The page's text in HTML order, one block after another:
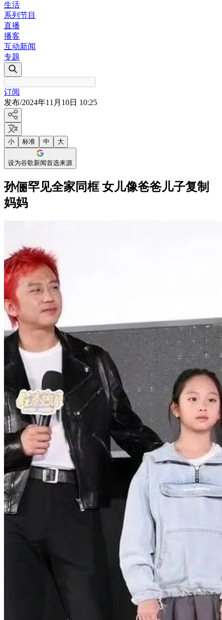
生活
系列节目
直播
播客
互动新闻
专题
订阅
发布/2024年11月10日 10:25
小 标准 中 大
设为谷歌新闻首选来源
孙俪罕见全家同框 女儿像爸爸儿子复制
妈妈